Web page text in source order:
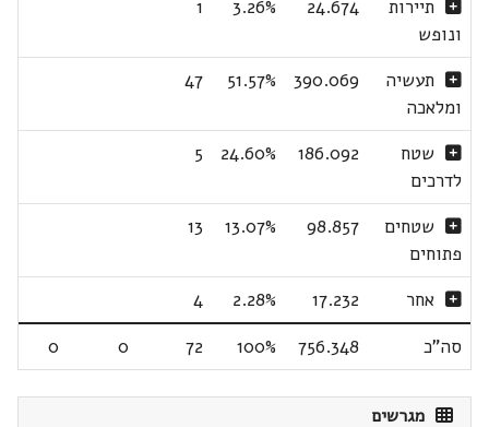
תיירות
ונופש
24.674
3.26%
1
תעשיה
ומלאכה
390.069
51.57%
47
שטח
לדרכים
186.092
24.60%
5
שטחים
פתוחים
98.857
13.07%
13
אחר 17.232
2.28%
4
סה"כ
756.348
100%
72
0
0
מגרשים